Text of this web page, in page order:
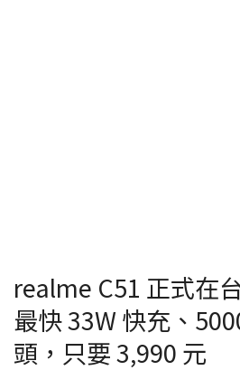
realme C51 正式在
最快 33W 快充、
頭，只要 3,990 元